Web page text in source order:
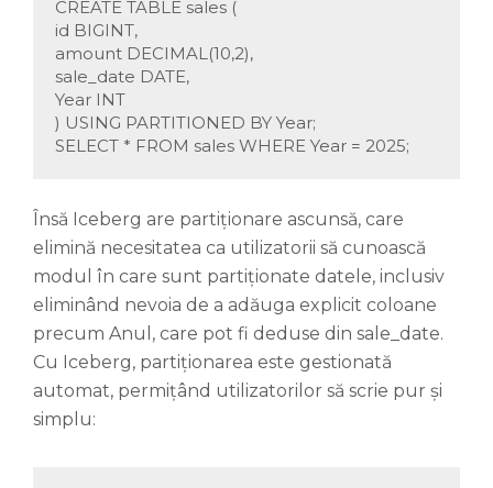
CREATE TABLE sales (
id BIGINT,
amount DECIMAL(10,2),
sale_date DATE,
Year INT
) USING PARTITIONED BY Year;
SELECT * FROM sales WHERE Year = 2025;
Însă Iceberg are partiționare ascunsă, care
elimină necesitatea ca utilizatorii să cunoască
modul în care sunt partiționate datele, inclusiv
eliminând nevoia de a adăuga explicit coloane
precum Anul, care pot fi deduse din sale_date.
Cu Iceberg, partiționarea este gestionată
automat, permițând utilizatorilor să scrie pur și
simplu: